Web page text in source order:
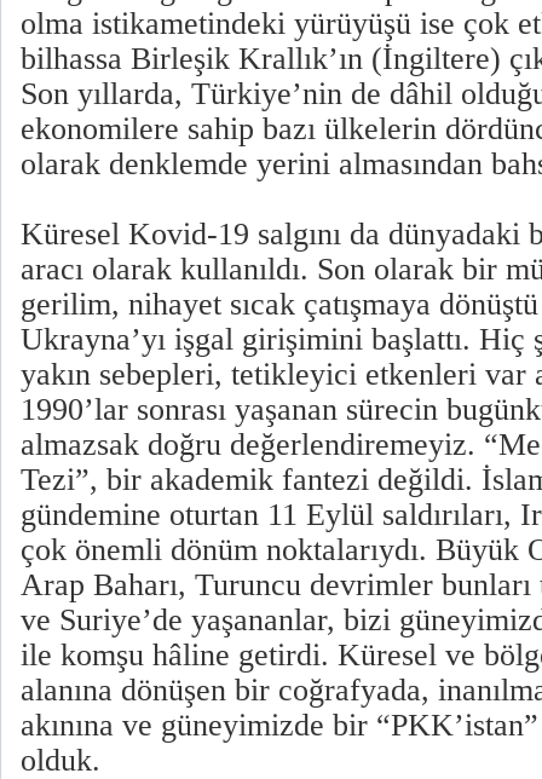
olma istikametindeki yürüyüşü ise çok
bilhassa Birleşik Krallık’ın (İngiltere)
Son yıllarda, Türkiye’nin de dâhil
ekonomilere sahip bazı ülkelerin
olarak denklemde yerini almasından
Küresel Kovid-19 salgını da dünyadaki
aracı olarak kullanıldı. Son olarak bir
gerilim, nihayet sıcak çatışmaya
Ukrayna’yı işgal girişimini başlattı. Hiç
yakın sebepleri, tetikleyici etkenleri var
1990’lar sonrası yaşanan sürecin
almazsak doğru değerlendiremeyiz.
Tezi”, bir akademik fantezi değildi.
gündemine oturtan 11 Eylül saldırıları,
çok önemli dönüm noktalarıydı. Büyük
Arap Baharı, Turuncu devrimler
ve Suriye’de yaşananlar, bizi
ile komşu hâline getirdi. Küresel ve
alanına dönüşen bir coğrafyada,
akınına ve güneyimizde bir
olduk.